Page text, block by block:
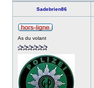
Sadebrien86
As du volant